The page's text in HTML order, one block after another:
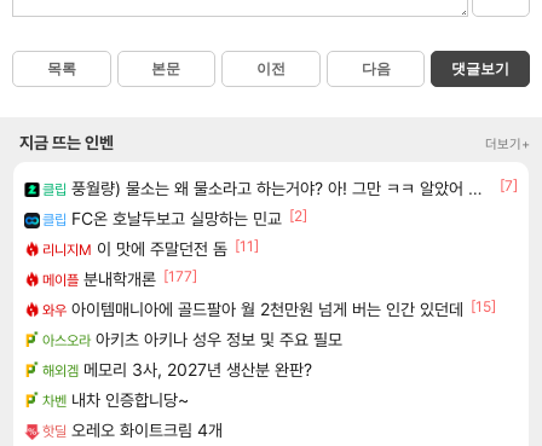
등록
목록 댓글보기
지금 뜨는 인벤
클립 풍월량) 물소는 왜 물소라고 하는거야? 아! 그만 ㅋㅋ 알았어 ㅋㅋ
클립 FC온 호날두보고 실망하는 민교
리니지M 이 맛에 주말던전 돔 [11]
메이플 분내학개론 [177]
와우 아이템매니아에 골드팔아 월 2천만원 넘게 버는 인간 있던데
아스오라 아키츠 아키나 성우 정보 및 주요 필모
해외겜 메모리 3사, 2027년 생산분 완판?